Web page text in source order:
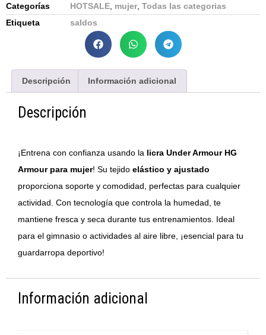
Categorías
HOTSALE, mujer, Todas las categorias
Etiqueta
saldos
Descripción Información adicional
Descripción
¡Entrena con confianza usando la licra Under Armour HG
Armour para mujer! Su tejido elástico y ajustado
proporciona soporte y comodidad, perfectas para cualquier
actividad. Con tecnología que controla la humedad, te
mantiene fresca y seca durante tus entrenamientos. Ideal
para el gimnasio o actividades al aire libre, ¡esencial para tu
guardarropa deportivo!
Información adicional